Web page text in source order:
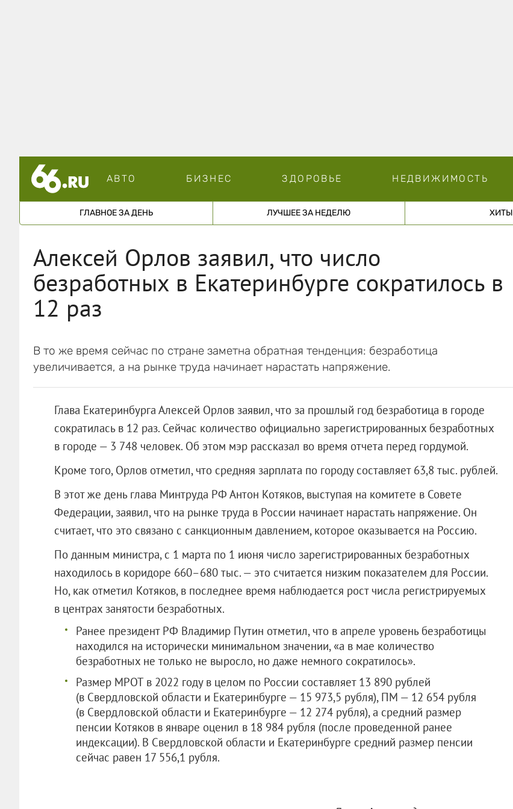
АВТО БИЗНЕС ЗДОРОВЬЕ НЕДВИЖИМОСТЬ
ГЛАВНОЕ ЗА ДЕНЬ ЛУЧШЕЕ ЗА НЕДЕЛЮ ХИТЫ
Алексей Орлов заявил, что число
безработных в Екатеринбурге сократилось в
12 раз
В то же время сейчас по стране заметна обратная тенденция: безработица
увеличивается, а на рынке труда начинает нарастать напряжение.
Глава Екатеринбурга Алексей Орлов заявил, что за прошлый год безработица в городе
сократилась в 12 раз. Сейчас количество официально зарегистрированных безработных
в городе — 3 748 человек. Об этом мэр рассказал во время отчета перед гордумой.
Кроме того, Орлов отметил, что средняя зарплата по городу составляет 63,8 тыс. рублей.
В этот же день глава Минтруда РФ Антон Котяков, выступая на комитете в Совете
Федерации, заявил, что на рынке труда в России начинает нарастать напряжение. Он
считает, что это связано с санкционным давлением, которое оказывается на Россию.
По данным министра, с 1 марта по 1 июня число зарегистрированных безработных
находилось в коридоре 660–680 тыс. — это считается низким показателем для России.
Но, как отметил Котяков, в последнее время наблюдается рост числа регистрируемых
в центрах занятости безработных.
Ранее президент РФ Владимир Путин отметил, что в апреле уровень безработицы
находился на исторически минимальном значении, «а в мае количество
безработных не только не выросло, но даже немного сократилось».
Размер МРОТ в 2022 году в целом по России составляет 13 890 рублей
(в Свердловской области и Екатеринбурге — 15 973,5 рубля), ПМ — 12 654 рубля
(в Свердловской области и Екатеринбурге — 12 274 рубля), а средний размер
пенсии Котяков в январе оценил в 18 984 рубля (после проведенной ранее
индексации). В Свердловской области и Екатеринбурге средний размер пенсии
сейчас равен 17 556,1 рубля.